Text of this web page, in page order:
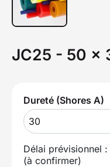
JC25 - 50 x
Dureté (Shores A)
30
Délai prévisionnel
(à confirmer)